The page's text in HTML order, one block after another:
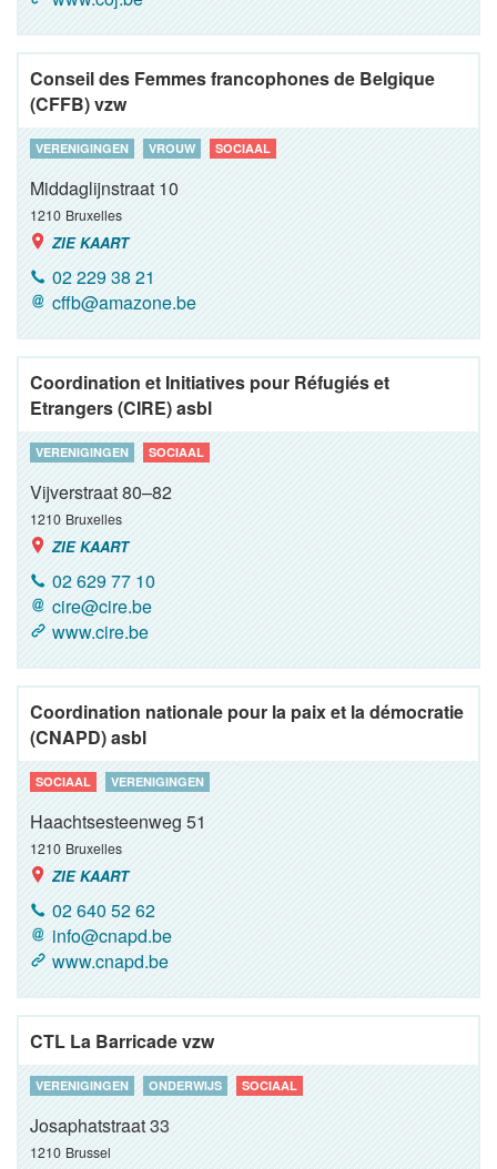
Conseil des Femmes francophones de Belgique
(CFFB) vzw
VERENIGINGEN VROUW SOCIAAL
Middaglijnstraat 10
1210 Bruxelles
ZIE KAART
02 229 38 21
cffb@amazone.be
Coordination et Initiatives pour Réfugiés et
Etrangers (CIRE) asbl
VERENIGINGEN SOCIAAL
Vijverstraat 80–82
1210 Bruxelles
ZIE KAART
02 629 77 10
cire@cire.be
www.cire.be
Coordination nationale pour la paix et la démocratie
(CNAPD) asbl
SOCIAAL VERENIGINGEN
Haachtsesteenweg 51
1210 Bruxelles
ZIE KAART
02 640 52 62
info@cnapd.be
www.cnapd.be
CTL La Barricade vzw
VERENIGINGEN ONDERWIJS SOCIAAL
Josaphatstraat 33
1210 Brussel